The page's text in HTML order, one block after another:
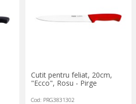
Cutit pentru feliat, 20cm,
"Ecco", Rosu - Pirge
Cod: PRG3831302